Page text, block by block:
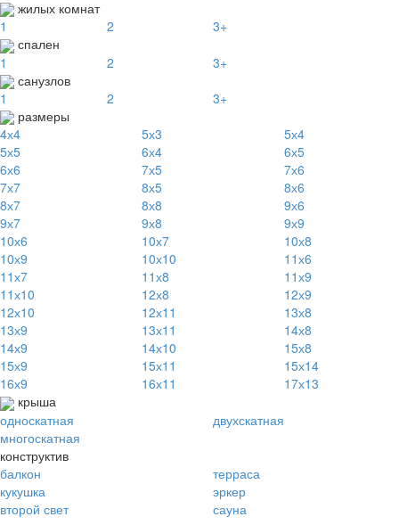
жилых комнат
1
2
3+
спален
1
2
3+
санузлов
1
2
3+
размеры
4х4
5х3
5х4
5х5
6х4
6х5
6х6
7х5
7х6
7х7
8х5
8х6
8х7
8х8
9х6
9х7
9х8
9х9
10х6
10х7
10х8
10х9
10х10
11х6
11х7
11х8
11х9
11х10
12х8
12х9
12х10
12х11
13х8
13х9
13х11
14х8
14х9
14х10
15х8
15х9
15х11
15х14
16х9
16х11
17х13
крыша
односкатная
двухскатная
многоскатная
конструктив
балкон
терраса
кукушка
эркер
второй свет
сауна